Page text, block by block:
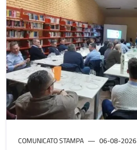
COMUNICATO STAMPA 06-08-2026